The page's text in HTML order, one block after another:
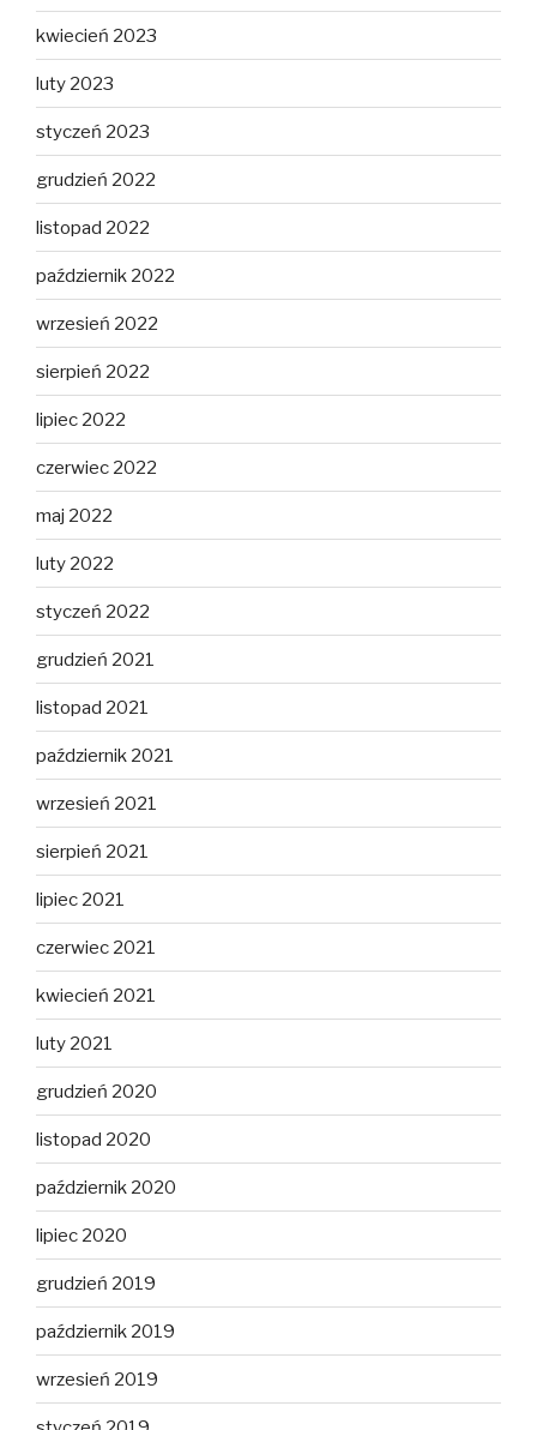
kwiecień 2023
luty 2023
styczeń 2023
grudzień 2022
listopad 2022
październik 2022
wrzesień 2022
sierpień 2022
lipiec 2022
czerwiec 2022
maj 2022
luty 2022
styczeń 2022
grudzień 2021
listopad 2021
październik 2021
wrzesień 2021
sierpień 2021
lipiec 2021
czerwiec 2021
kwiecień 2021
luty 2021
grudzień 2020
listopad 2020
październik 2020
lipiec 2020
grudzień 2019
październik 2019
wrzesień 2019